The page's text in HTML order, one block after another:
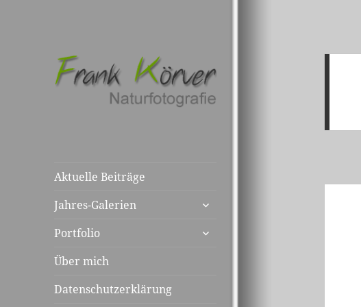
Aktuelle Beiträge
Jahres-Galerien
untermenü
Portfolio
untermenü
Über mich
Datenschutzerklärung